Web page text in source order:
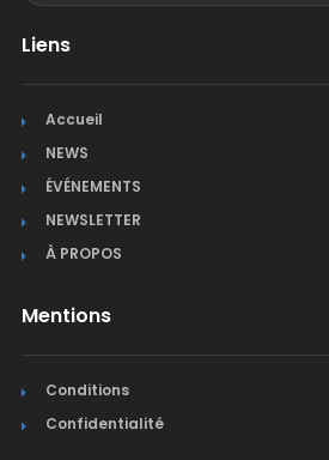
Liens
Accueil
NEWS
ÉVÉNEMENTS
NEWSLETTER
À PROPOS
Mentions
Conditions
Confidentialité